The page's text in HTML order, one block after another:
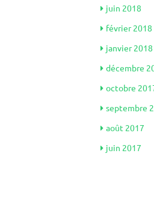
juin 2018
février 2018
janvier 2018
décembre
octobre
septembre
août 2017
juin 2017